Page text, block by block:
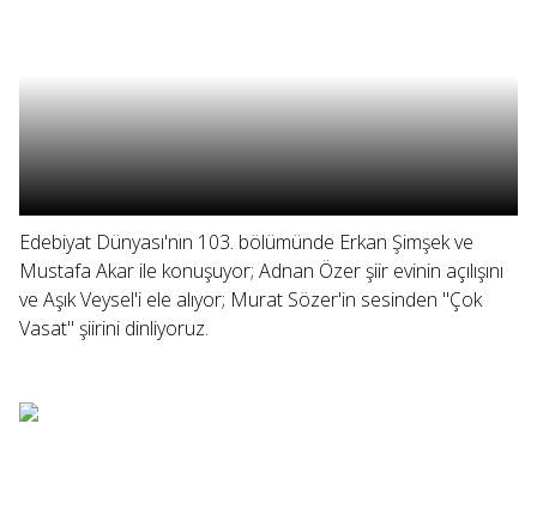
Edebiyat Dünyası'nın 103. bölümünde Erkan Şimşek ve
Mustafa Akar ile konuşuyor; Adnan Özer şiir evinin açılışını
ve Aşık Veysel'i ele alıyor; Murat Sözer'in sesinden "Çok
Vasat" şiirini dinliyoruz.